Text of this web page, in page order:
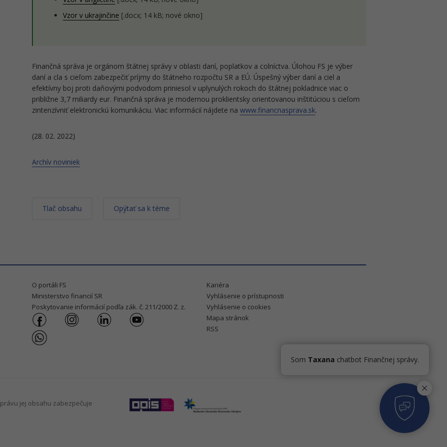
Vzor v ukrajinčine [.docx; 14 kB; nové okno]
Finančná správa je orgánom štátnej správy v oblasti daní, poplatkov a colníctva. Úlohou FS je výber
daní a cla s cieľom zabezpečiť príjmy do štátneho rozpočtu SR a EÚ. Úspešný výber daní a ciel a
efektívny boj proti daňovými podvodom priniesol v uplynulých rokoch do štátnej pokladnice viac o
približne 3,7 miliardy eur. Finančná správa je modernou proklientsky orientovanou inštitúciou s cieľom
zintenzívniť elektronickú komunikáciu. Viac informácií nájdete na www.financnasprava.sk.
(28. 02. 2022)
Archív noviniek
Tlač obsahu Opýtať sa k téme
O portáli FS
Ministerstvo financií SR
Poskytovanie informácií podľa zák. č. 211/2000 Z. z.
Kariéra
Vyhlásenie o prístupnosti
Vyhlásenie o cookies
Mapa stránok
RSS
jej obsahu zabezpečuje
Som Taxana chatbot Finančnej správy.